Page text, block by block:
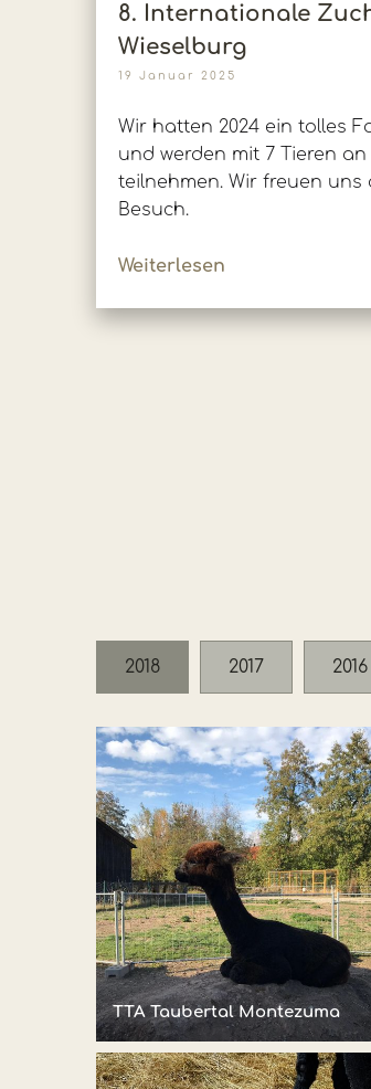
8. Internationale
Wieselburg
19 Januar 2025
Wir hatten 2024 ein tolles
und werden mit 7 Tieren
teilnehmen. Wir freuen uns
Besuch.
Weiterlesen
2018 2017 2016
TTA Taubertal Montezuma